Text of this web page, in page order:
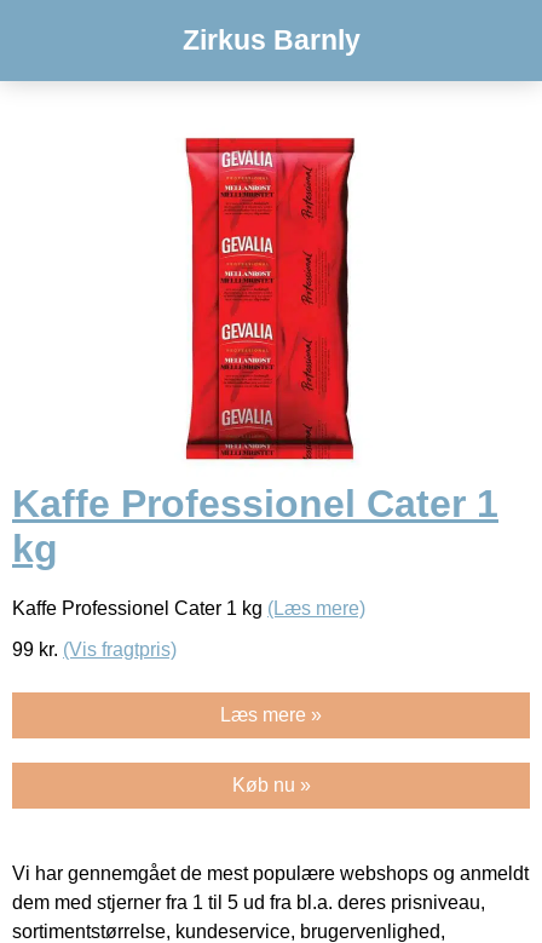
Zirkus Barnly
Kaffe Professionel Cater 1
kg
Kaffe Professionel Cater 1 kg (Læs mere)
99 kr. (Vis fragtpris)
Læs mere »
Køb nu »
Vi har gennemgået de mest populære webshops og anmeldt
dem med stjerner fra 1 til 5 ud fra bl.a. deres prisniveau,
sortimentstørrelse, kundeservice, brugervenlighed,